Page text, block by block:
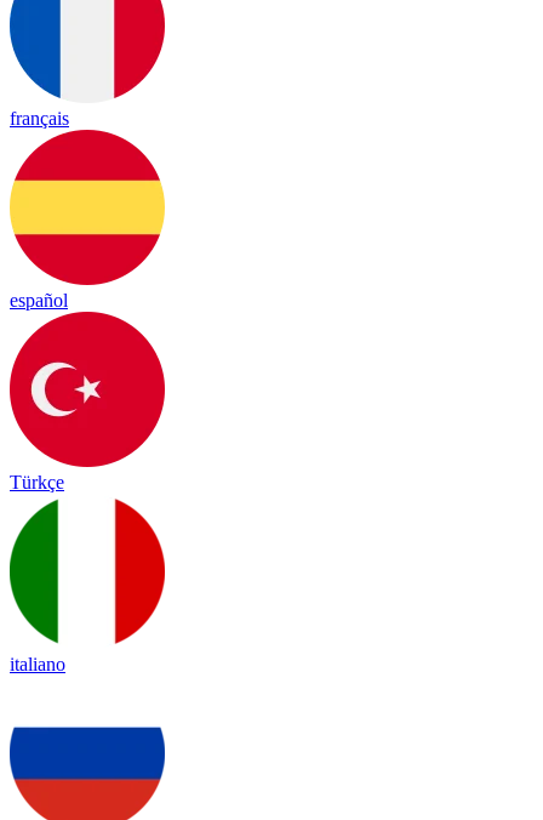
français
español
Türkçe
italiano